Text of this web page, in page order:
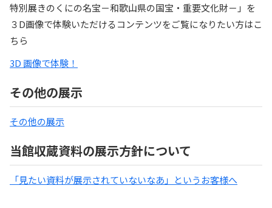
特別展きのくにの名宝－和歌山県の国宝・重要文化財－」を
３D画像で体験いただけるコンテンツをご覧になりたい方はこ
ちら
3D 画像で体験！
その他の展示
その他の展示
当館収蔵資料の展示方針について
「見たい資料が展示されていないなあ」というお客様へ